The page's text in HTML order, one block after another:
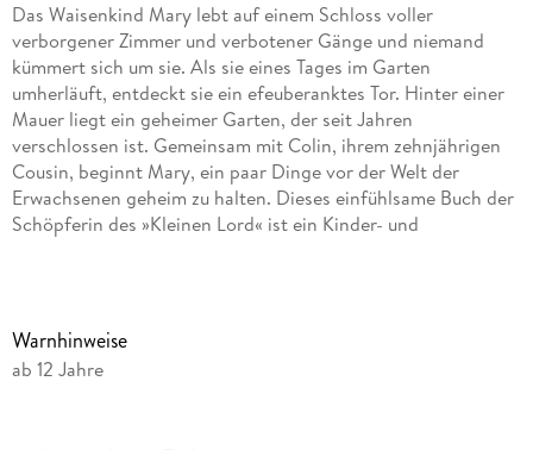
Das Waisenkind Mary lebt auf einem Schloss voller
verborgener Zimmer und verbotener Gänge und niemand
kümmert sich um sie. Als sie eines Tages im Garten
umherläuft, entdeckt sie ein efeuberanktes Tor. Hinter einer
Mauer liegt ein geheimer Garten, der seit Jahren
verschlossen ist. Gemeinsam mit Colin, ihrem zehnjährigen
Cousin, beginnt Mary, ein paar Dinge vor der Welt der
Erwachsenen geheim zu halten. Dieses einfühlsame Buch der
Schöpferin des »Kleinen Lord« ist ein Kinder- und
"Einer der schönsten und beständigsten Klassiker der
Kinderliteratur." New York Times
Warnhinweise
ab 12 Jahre